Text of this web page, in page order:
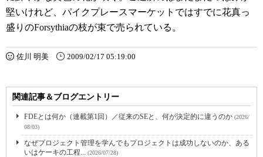
堅いけれど、パイクプレースマーケットではすでに花真っ
盛りのForsythiaの枝が束で売られている。
佐川 明美 2009/02/17 05:19:00
関連記事＆ブログエントリー
FDEとは何か（連載第1回）／従来のSEと、何が決定的に違うのか (2026/
08/03)
なぜプロジェクト管理を学んでもプロジェクトは成功しないのか、ある
いはケーキの工程... (2026/07/28)